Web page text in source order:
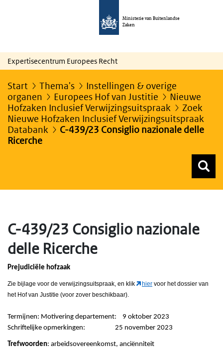
Ministerie van Buitenlandse
Zaken
Expertisecentrum Europees Recht
Start Thema's
Instellingen & overige
organen
Europees Hof van Justitie
Nieuwe
Hofzaken Inclusief Verwijzingsuitspraak
Zoek
Nieuwe Hofzaken Inclusief Verwijzingsuitspraak
Databank
C-439/23 Consiglio nazionale delle
Ricerche
C-439/23 Consiglio nazionale
delle Ricerche
Prejudiciële hofzaak
Zie bijlage voor de verwijzingsuitspraak, en klik hier voor het dossier van
het Hof van Justitie (voor zover beschikbaar).
Termijnen: Motivering departement: 9 oktober 2023
Schriftelijke opmerkingen: 25 november 2023
Trefwoorden: arbeidsovereenkomst, anciënniteit